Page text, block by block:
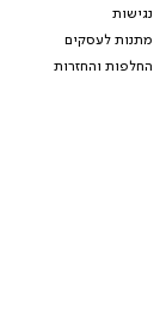
נגישות
מתנות לעסקים
החלפות והחזרות